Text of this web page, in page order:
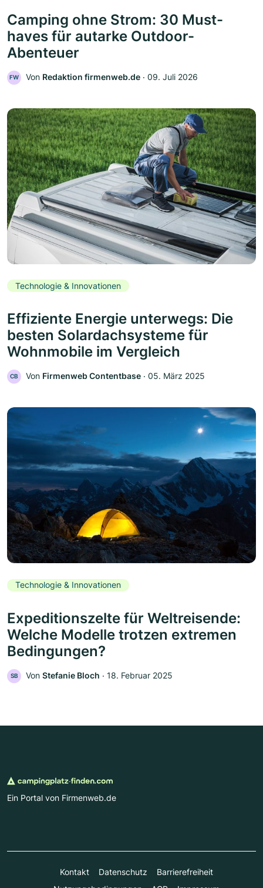
Camping ohne Strom: 30 Must-
haves für autarke Outdoor-
Abenteuer
FW Von Redaktion firmenweb.de ‧ 09. Juli 2026
Technologie & Innovationen
Effiziente Energie unterwegs: Die
besten Solardachsysteme für
Wohnmobile im Vergleich
CB Von Firmenweb Contentbase ‧ 05. März 2025
Technologie & Innovationen
Expeditionszelte für Weltreisende:
Welche Modelle trotzen extremen
Bedingungen?
SB Von Stefanie Bloch ‧ 18. Februar 2025
Ein Portal von Firmenweb.de
Kontakt Datenschutz
Barrierefreiheit